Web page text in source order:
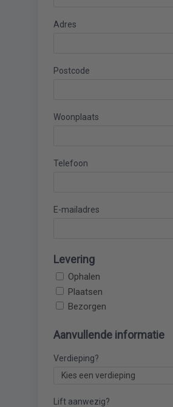
Adres
Postcode
Woonplaats
Telefoon
E-mailadres
Levering
Ophalen
Plaatsen
Bezorgen
Aanvullende informatie
Verdieping?
Lift aanwezig?